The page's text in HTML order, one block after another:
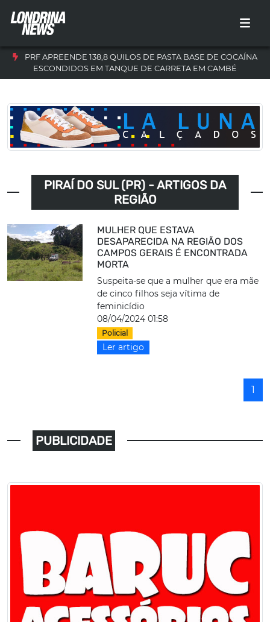
PRF APREENDE 138,8 QUILOS DE PASTA BASE DE COCAÍNA
ESCONDIDOS EM TANQUE DE CARRETA EM CAMBÉ
PIRAÍ DO SUL (PR) - ARTIGOS DA
REGIÃO
MULHER QUE ESTAVA
DESAPARECIDA NA REGIÃO DOS
CAMPOS GERAIS É ENCONTRADA
MORTA
Suspeita-se que a mulher que era mãe
de cinco filhos seja vítima de
feminicídio
08/04/2024 01:58
Policial
Ler artigo
1
PUBLICIDADE